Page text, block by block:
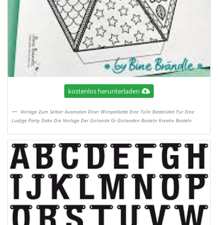
kostenlos herunterladen
Vorlage Zum Selber Ausmalen Einer Wimpelkette Eine Tolle Bastelidee Fur Eine
Lustige Party Deko Die Vorlage Der Girlande Gi Girlanden Basteln Kreativ Basteln